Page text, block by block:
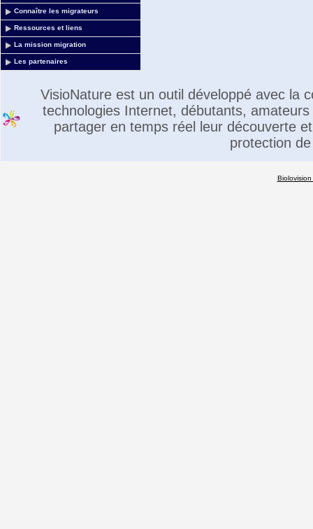
Connaître les migrateurs
Ressources et liens
La mission migration
Les partenaires
VisioNature est un outil développé avec la
technologies Internet, débutants,
partager en temps réel leur découverte
protection
Biolovision